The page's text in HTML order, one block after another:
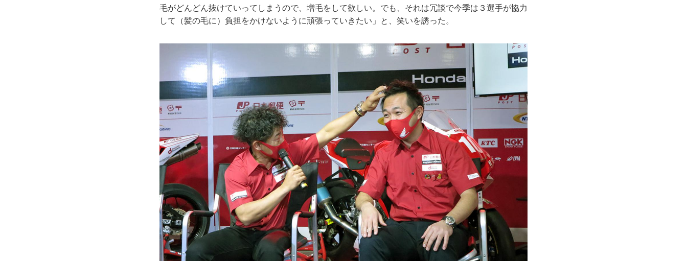
毛がどんどん抜けていってしまうので、増毛をして欲しい。でも、それは冗談で今季は３選手が協力
して（髪の毛に）負担をかけないように頑張っていきたい」と、笑いを誘った。